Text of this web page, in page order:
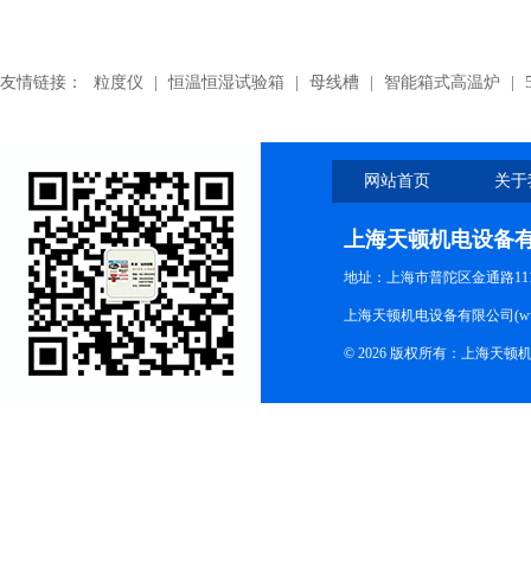
友情链接： 粒度仪 恒温恒湿试验箱 母线槽 智能箱式高温炉
网站首页 关
上海天顿机电设备
地址：上海市普陀区金通路
上海天顿机电设备有限公司
© 2026 版权所有：上海天顿